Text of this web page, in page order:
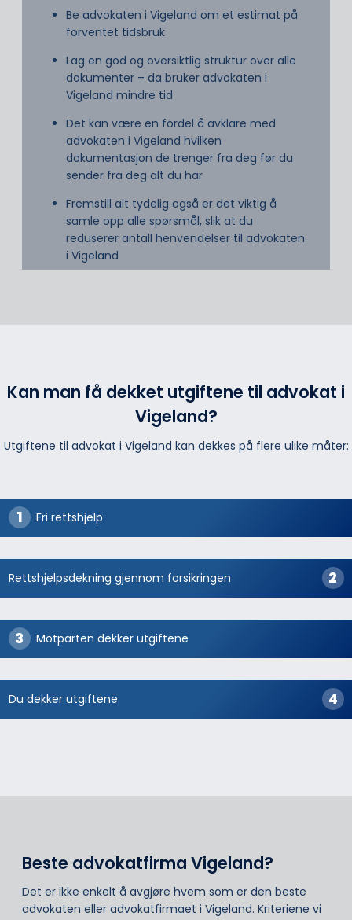
Be advokaten i Vigeland om et estimat på
forventet tidsbruk
Lag en god og oversiktlig struktur over alle
dokumenter – da bruker advokaten i
Vigeland mindre tid
Det kan være en fordel å avklare med
advokaten i Vigeland hvilken
dokumentasjon de trenger fra deg før du
sender fra deg alt du har
Fremstill alt tydelig også er det viktig å
samle opp alle spørsmål, slik at du
reduserer antall henvendelser til advokaten
i Vigeland
Kan man få dekket utgiftene til advokat i
Vigeland?
Utgiftene til advokat i Vigeland kan dekkes på flere ulike måter:
Fri rettshjelp
Rettshjelpsdekning gjennom forsikringen
Motparten dekker utgiftene
Du dekker utgiftene
Beste advokatfirma Vigeland?
Det er ikke enkelt å avgjøre hvem som er den beste
advokaten eller advokatfirmaet i Vigeland. Kriteriene vi